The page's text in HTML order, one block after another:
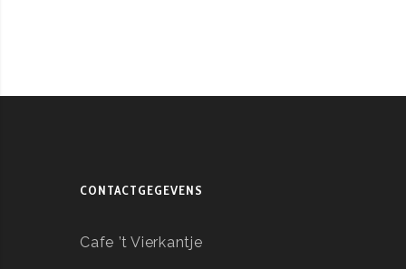
CONTACTGEGEVENS
Cafe ’t Vierkantje